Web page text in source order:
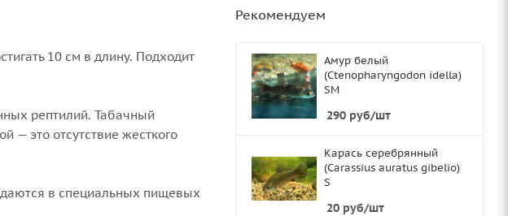
10 см в длину. Подходит
рептилий. Табачный
— это отсутствие жесткого
в специальных пищевых
Рекомендуем
Амур белый
(Ctenopharyngodon idella)
SМ
290 руб/шт
Карась серебрянный
(Carassius auratus gibelio)
S
20 руб/шт